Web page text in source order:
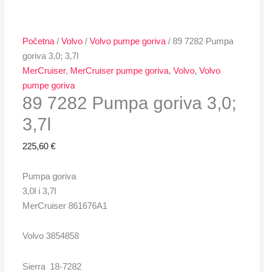
Početna /Volvo /Volvo pumpe goriva / 89 7282 Pumpa
goriva 3,0; 3,7l
MerCruiser, MerCruiser pumpe goriva,Volvo,Volvo
pumpe goriva
89 7282 Pumpa goriva 3,0;
3,7l
225,60€
Pumpa goriva
3,0l i 3,7l
MerCruiser 861676A1
Volvo 3854858
Sierra 18-7282
3,7l
količina
362,00 €
Opcije
mogu
na